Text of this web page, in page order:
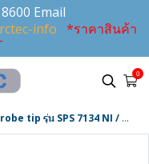
Email
info *ราคาสินค้า
0
tip รุ่น SPS 7134 NI / RT